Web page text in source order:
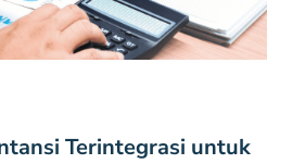
Terintegrasi untuk